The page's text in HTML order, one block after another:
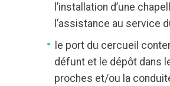
l’installation d’une
l’assistance au service
le port du cercueil
défunt et le dépôt dans
proches et/ou la